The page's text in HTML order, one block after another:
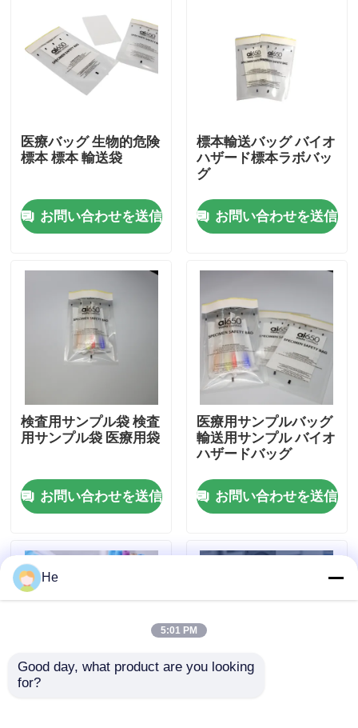
ビデオ
わたしたち に つい て
品質管理
ニュース
95Kpa袋
医療バッグ 生物的危険
標本 標本 輸送袋
お問い合わせを送信
標本輸送バッグ バイオ
ハザード標本ラボバッ
グ
お問い合わせを送信
検査用サンプル袋 検査
用サンプル袋 医療用袋
お問い合わせを送信
医療用サンプルバッグ
輸送用サンプル バイオ
ハザードバッグ
お問い合わせを送信
He
5:01 PM
Good day, what product are you looking
for?